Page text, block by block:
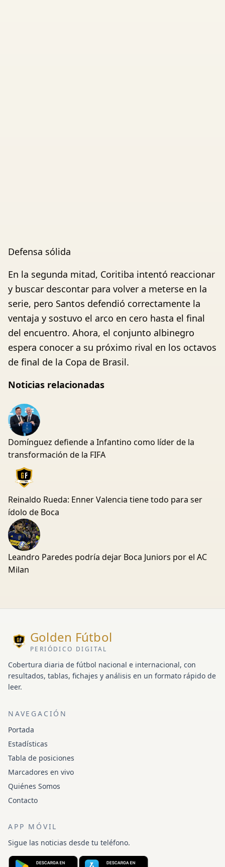
Defensa sólida
En la segunda mitad, Coritiba intentó reaccionar
y buscar descontar para volver a meterse en la
serie, pero Santos defendió correctamente la
ventaja y sostuvo el arco en cero hasta el final
del encuentro. Ahora, el conjunto albinegro
espera conocer a su próximo rival en los octavos
de final de la Copa de Brasil.
Noticias relacionadas
Domínguez defiende a Infantino como líder de la
transformación de la FIFA
Reinaldo Rueda: Enner Valencia tiene todo para ser
ídolo de Boca
Leandro Paredes podría dejar Boca Juniors por el AC
Milan
Golden Fútbol
PERIÓDICO DIGITAL
Cobertura diaria de fútbol nacional e internacional, con
resultados, tablas, fichajes y análisis en un formato rápido de
leer.
NAVEGACIÓN
Portada
Estadísticas
Tabla de posiciones
Marcadores en vivo
Quiénes Somos
Contacto
APP MÓVIL
Sigue las noticias desde tu teléfono.